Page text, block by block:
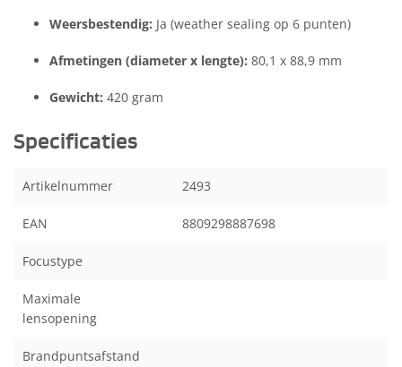
Weersbestendig: Ja (weather sealing op 6 punten)
Afmetingen (diameter x lengte): 80,1 x 88,9 mm
Gewicht: 420 gram
Specificaties
Artikelnummer 2493
EAN 8809298887698
Focustype
Maximale
lensopening
Brandpuntsafstand